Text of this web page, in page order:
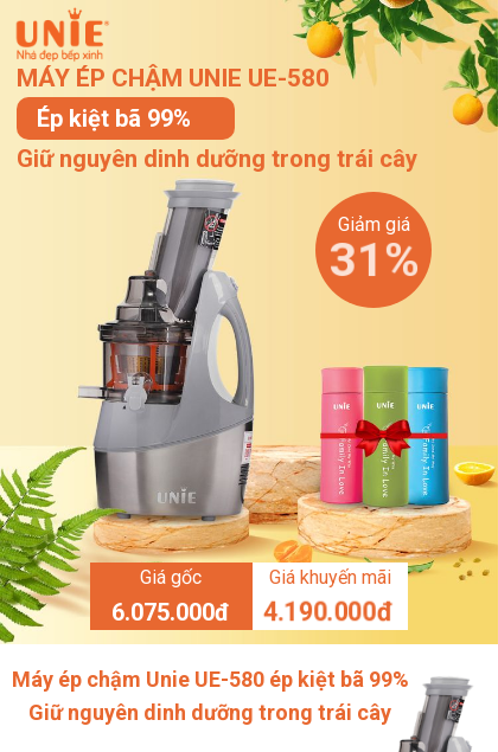
MÁY ÉP CHẬM UNIE UE-580
Ép kiệt bã 99%
Giữ nguyên dinh dưỡng trong trái cây
Giảm giá
31%
Giá gốc Giá khuyến mãi
6.075.000đ 4.190.000đ
Máy ép chậm Unie UE-580 ép kiệt bã 99%
Giữ nguyên dinh dưỡng trong trái cây